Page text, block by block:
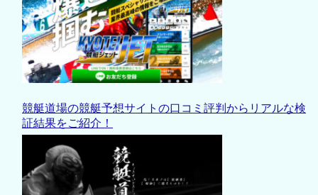
競艇道場の競艇予想サイトの口コミ評判からリアルな検
証結果をご紹介！